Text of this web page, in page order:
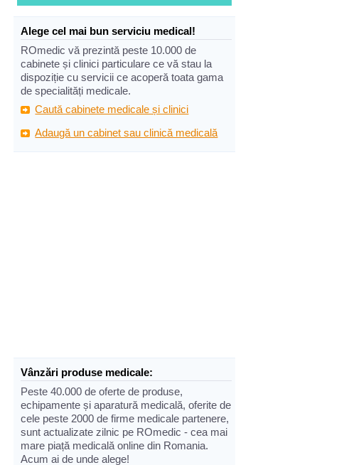
Alege cel mai bun serviciu medical!
ROmedic vă prezintă peste 10.000 de
cabinete și clinici particulare ce vă stau la
dispoziție cu servicii ce acoperă toata gama
de specialități medicale.
Caută cabinete medicale și clinici
Adaugă un cabinet sau clinică medicală
Vânzări produse medicale:
Peste 40.000 de oferte de produse,
echipamente și aparatură medicală, oferite de
cele peste 2000 de firme medicale partenere,
sunt actualizate zilnic pe ROmedic - cea mai
mare piață medicală online din Romania.
Acum ai de unde alege!